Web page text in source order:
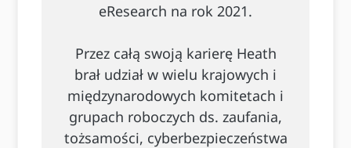
eResearch na rok 2021.
Przez całą swoją karierę Heath
brał udział w wielu krajowych i
międzynarodowych komitetach i
grupach roboczych ds. zaufania,
tożsamości, cyberbezpieczeństwa